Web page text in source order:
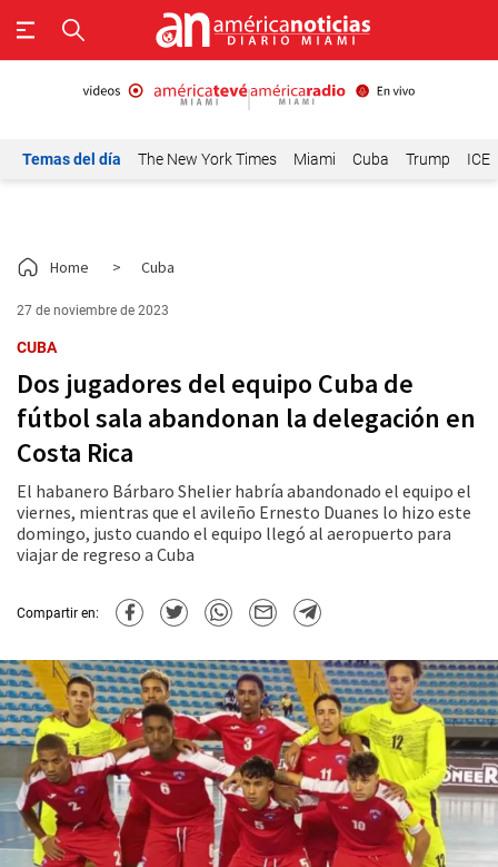
Temas del día The New York Times Miami Cuba Trump ICE
Home > Cuba
27 de noviembre de 2023
CUBA
Dos jugadores del equipo Cuba de
fútbol sala abandonan la delegación en
Costa Rica
El habanero Bárbaro Shelier habría abandonado el equipo el
viernes, mientras que el avileño Ernesto Duanes lo hizo este
domingo, justo cuando el equipo llegó al aeropuerto para
viajar de regreso a Cuba
Compartir en: